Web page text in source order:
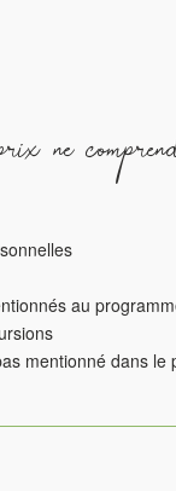
ne
au
mentionné dans le